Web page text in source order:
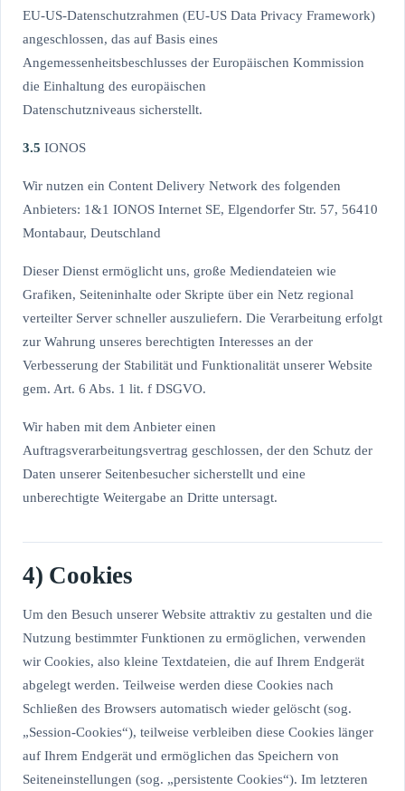
EU-US-Datenschutzrahmen (EU-US Data Privacy Framework)
angeschlossen, das auf Basis eines
Angemessenheitsbeschlusses der Europäischen Kommission
die Einhaltung des europäischen
Datenschutzniveaus sicherstellt.
3.5 IONOS
Wir nutzen ein Content Delivery Network des folgenden
Anbieters: 1&1 IONOS Internet SE, Elgendorfer Str. 57, 56410
Montabaur, Deutschland
Dieser Dienst ermöglicht uns, große Mediendateien wie
Grafiken, Seiteninhalte oder Skripte über ein Netz regional
verteilter Server schneller auszuliefern. Die Verarbeitung erfolgt
zur Wahrung unseres berechtigten Interesses an der
Verbesserung der Stabilität und Funktionalität unserer Website
gem. Art. 6 Abs. 1 lit. f DSGVO.
Wir haben mit dem Anbieter einen
Auftragsverarbeitungsvertrag geschlossen, der den Schutz der
Daten unserer Seitenbesucher sicherstellt und eine
unberechtigte Weitergabe an Dritte untersagt.
4) Cookies
Um den Besuch unserer Website attraktiv zu gestalten und die
Nutzung bestimmter Funktionen zu ermöglichen, verwenden
wir Cookies, also kleine Textdateien, die auf Ihrem Endgerät
abgelegt werden. Teilweise werden diese Cookies nach
Schließen des Browsers automatisch wieder gelöscht (sog.
„Session-Cookies“), teilweise verbleiben diese Cookies länger
auf Ihrem Endgerät und ermöglichen das Speichern von
Seiteneinstellungen (sog. „persistente Cookies“). Im letzteren